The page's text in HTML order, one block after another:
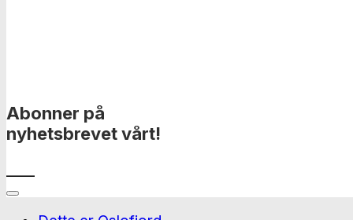
Abonner på
nyhetsbrevet vårt!